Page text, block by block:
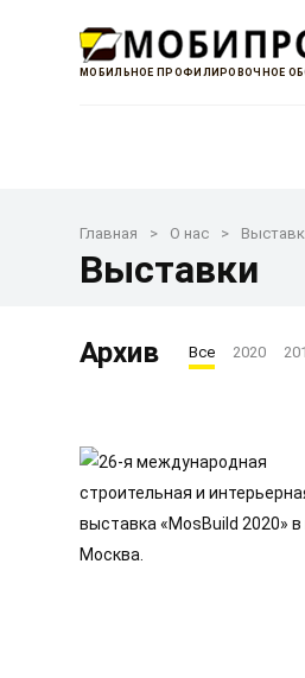
МОБИЛЬНОЕ ПРОФИЛИРОВОЧНОЕ
Главная О нас
Выставки
Архив Все 2020